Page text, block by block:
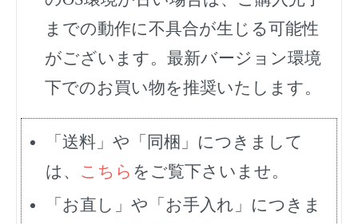
までの動作に不具合が生じる可能性
がございます。最新バージョン環境
下でのお買い物を推奨いたします。
「送料」や「同梱」につきまして
は、 こちら をご覧下さいませ。
「お直し」や「お手入れ」につきま